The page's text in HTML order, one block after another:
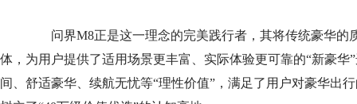
问界M8正是这一理念的完美践行者，其将传统豪华的
体，为用户提供了适用场景更丰富、实际体验更可靠的“新豪华
间、舒适豪华、续航无忧等“理性价值”，满足了用户对豪华出